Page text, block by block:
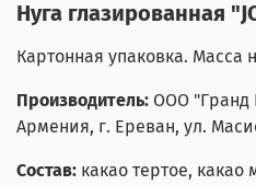
Нуга глазированная
Картонная упаковка. Масса
Производитель: ООО "Гранд
Армения, г. Ереван, ул.
Состав: какао тертое,